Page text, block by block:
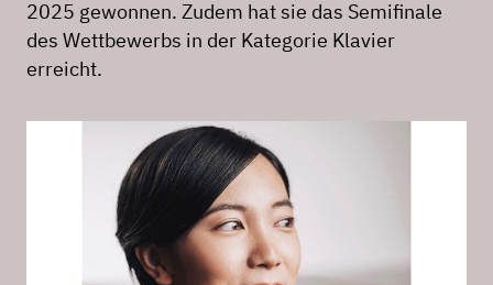
2025 gewonnen. Zudem hat sie das Semifinale
des Wettbewerbs in der Kategorie Klavier
erreicht.